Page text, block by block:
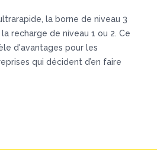
la borne de niveau 3
recharge de niveau 1 ou 2. Ce
d'avantages pour les
qui décident d’en faire